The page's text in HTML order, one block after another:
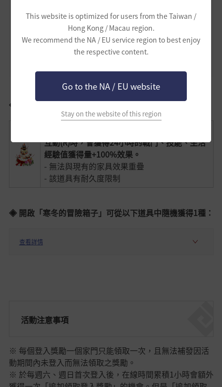
This website is optimized for users from the Taiwan /
Hong Kong / Macau region.
We recommend the NA / EU service region to best enjoy
the respective content.
Go to the NA / EU website
Stay on the website of this region
第 14
[活動]5週年紀念蛋糕
◈ 「 [活動]5週年紀念蛋糕」
互動(R)時，會獲得24小時的戰鬥、技能、生活
經驗值獲得量+100%效果。
- 無法與現有的家具效果重疊
- 該道具有耐久度限制
◈ 開啟「寒冬的冒險箱子」可從以下道具中隨機獲得1種：
查看詳情
活動注意事項
※ 每個登入獎勵一個家門只能領取一次，且無法補發因活
動期間內未登入而無法領取之獎勵。
※ 於每週六、週日首次登入後，在線時間累積1小時會額外